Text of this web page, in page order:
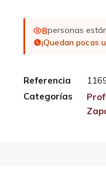
8personas
¡Quedan pocas
Referencia
Categorías